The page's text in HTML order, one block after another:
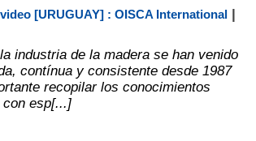
[URUGUAY] : OISCA International|
industria de la madera se han venido
contínua y consistente desde 1987
recopilar los conocimientos
esp[...]